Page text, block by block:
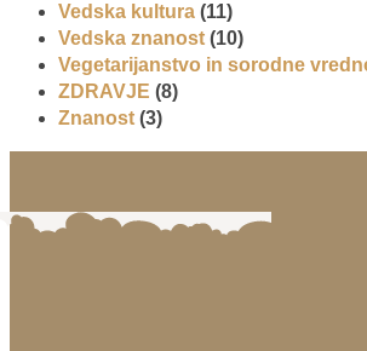
Vedska kultura (11)
Vedska znanost (10)
Vegetarijanstvo in sorodne
ZDRAVJE (8)
Znanost (3)